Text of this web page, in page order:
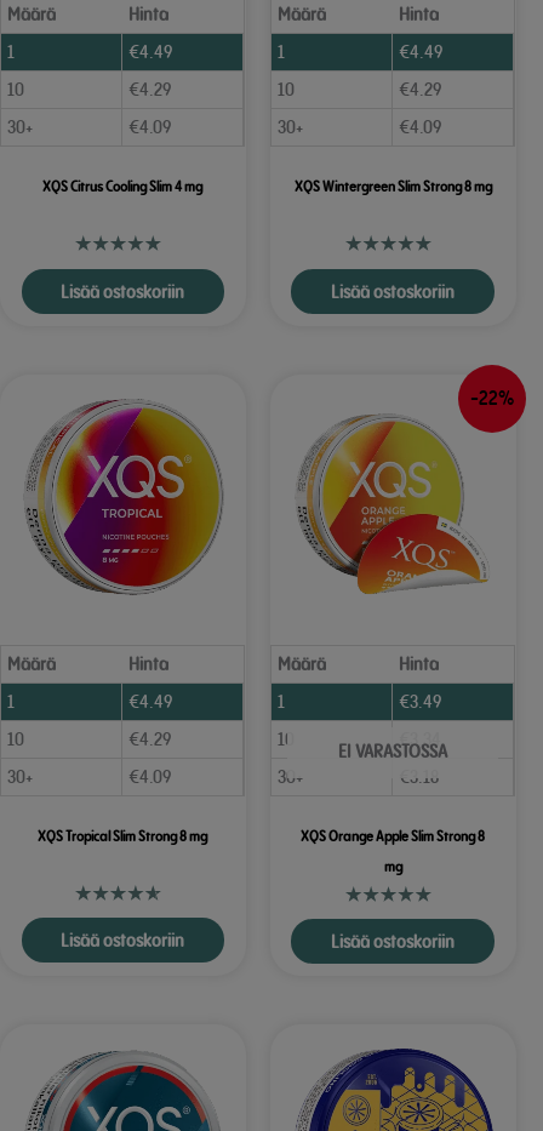
Määrä
Hinta
1
€4.49
10
€4.29
30+
€4.09
XQS Citrus Cooling Slim 4 mg
Lisää ostoskoriin
Määrä
Hinta
1
€4.49
10
€4.29
30+
€4.09
XQS Wintergreen Slim Strong 8 mg
Lisää ostoskoriin
Määrä
Hinta
1
€4.49
10
€4.29
30+
€4.09
XQS Tropical Slim Strong 8 mg
Lisää ostoskoriin
-22%
Määrä
Hinta
1
€3.49
10
€3.34
30+
€ 3.18
EI VARASTOSSA
XQS Orange Apple Slim Strong 8
mg
Lisää ostoskoriin